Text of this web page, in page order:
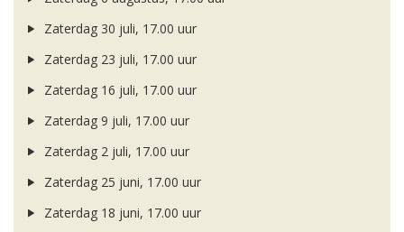
Zaterdag 30 juli, 17.00 uur
Zaterdag 23 juli, 17.00 uur
Zaterdag 16 juli, 17.00 uur
Zaterdag 9 juli, 17.00 uur
Zaterdag 2 juli, 17.00 uur
Zaterdag 25 juni, 17.00 uur
Zaterdag 18 juni, 17.00 uur